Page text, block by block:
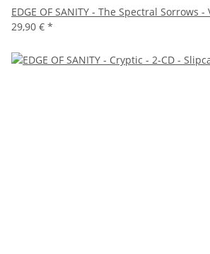
EDGE OF SANITY - The Spectral Sorrows
29,90 € *